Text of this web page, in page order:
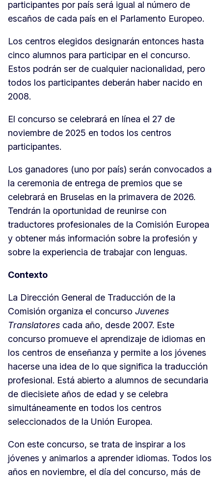
participantes por país será igual al número de
escaños de cada país en el Parlamento Europeo.
Los centros elegidos designarán entonces hasta
cinco alumnos para participar en el concurso.
Estos podrán ser de cualquier nacionalidad, pero
todos los participantes deberán haber nacido en
2008.
El concurso se celebrará en línea el 27 de
noviembre de 2025 en todos los centros
participantes.
Los ganadores (uno por país) serán convocados a
la ceremonia de entrega de premios que se
celebrará en Bruselas en la primavera de 2026.
Tendrán la oportunidad de reunirse con
traductores profesionales de la Comisión Europea
y obtener más información sobre la profesión y
sobre la experiencia de trabajar con lenguas.
Contexto
La Dirección General de Traducción de la
Comisión organiza el concurso Juvenes
Translatores cada año, desde 2007. Este
concurso promueve el aprendizaje de idiomas en
los centros de enseñanza y permite a los jóvenes
hacerse una idea de lo que significa la traducción
profesional. Está abierto a alumnos de secundaria
de diecisiete años de edad y se celebra
simultáneamente en todos los centros
seleccionados de la Unión Europea.
Con este concurso, se trata de inspirar a los
jóvenes y animarlos a aprender idiomas. Todos los
años en noviembre, el día del concurso, más de